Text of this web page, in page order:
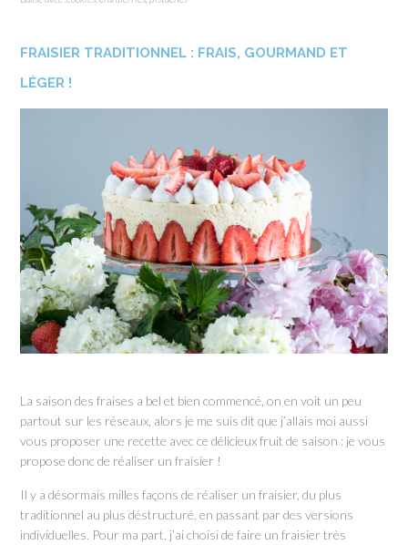
FRAISIER TRADITIONNEL : FRAIS, GOURMAND ET
LÉGER !
La saison des fraises a bel et bien commencé, on en voit un peu
partout sur les réseaux, alors je me suis dit que j’allais moi aussi
vous proposer une recette avec ce délicieux fruit de saison : je vous
propose donc de réaliser un fraisier !
Il y a désormais milles façons de réaliser un fraisier, du plus
traditionnel au plus déstructuré, en passant par des versions
individuelles. Pour ma part, j’ai choisi de faire un fraisier très